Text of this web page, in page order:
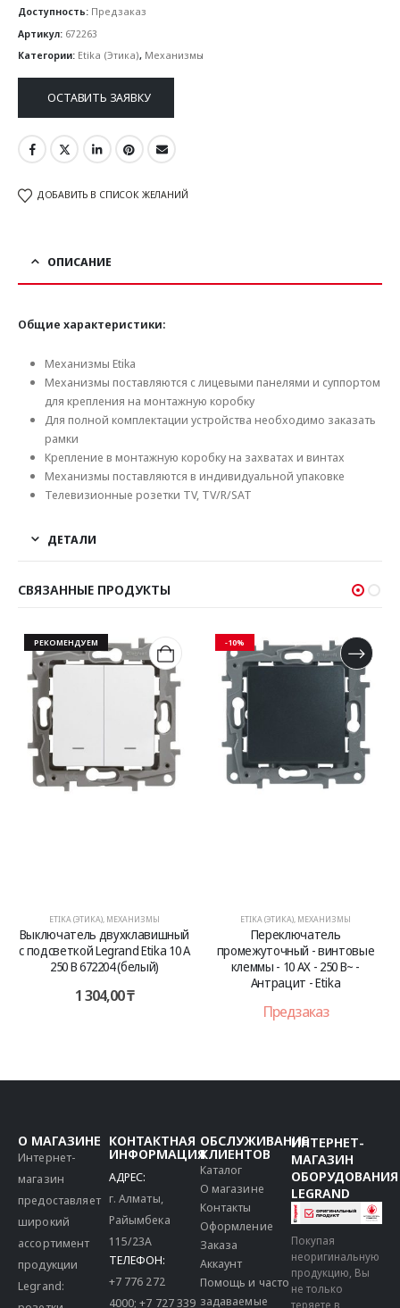
Доступность: Предзаказ
Артикул: 672263
Категории: Etika (Этика), Механизмы
ОСТАВИТЬ ЗАЯВКУ
ДОБАВИТЬ В СПИСОК ЖЕЛАНИЙ
ОПИСАНИЕ
Общие характеристики:
Механизмы Etika
Механизмы поставляются с лицевыми панелями и суппортом
для крепления на монтажную коробку
Для полной комплектации устройства необходимо заказать
рамки
Крепление в монтажную коробку на захватах и винтах
Механизмы поставляются в индивидуальной упаковке
Телевизионные розетки TV, TV/R/SAT
ДЕТАЛИ
СВЯЗАННЫЕ ПРОДУКТЫ
РЕКОМЕНДУЕМ
ETIKA (ЭТИКА), МЕХАНИЗМЫ
Выключатель двухклавишный
с подсветкой Legrand Etika 10 A
250 В 672204 (белый)
1 304,00₸
-10%
ETIKA (ЭТИКА), МЕХАНИЗМЫ
Переключатель
промежуточный - винтовые
клеммы - 10 AX - 250 В~ -
Антрацит - Etika
Предзаказ
О МАГАЗИНЕ
Интернет-
магазин
предоставляет
широкий
ассортимент
продукции
Legrand:
КОНТАКТНАЯ
ИНФОРМАЦИЯ
АДРЕС:
г. Алматы,
Райымбека
115/23A
ТЕЛЕФОН:
+7 776 272
4000;+7 727 339
ОБСЛУЖИВАНИЕ
КЛИЕНТОВ
Каталог
О магазине
Контакты
Оформление
Заказа
Аккаунт
Помощь и часто
задаваемые
ИНТЕРНЕТ-
МАГАЗИН
ОБОРУДОВАНИЯ
LEGRAND
Покупая
неоригинальную
продукцию, Вы
не только